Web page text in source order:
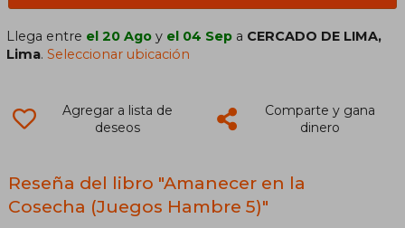
Llega entre el 20 Ago y el 04 Sep a CERCADO DE LIMA,
Lima.Seleccionar ubicación
Agregar a lista de
deseos
Comparte y gana
dinero
Reseña del libro "Amanecer en la
Cosecha (Juegos Hambre 5)"